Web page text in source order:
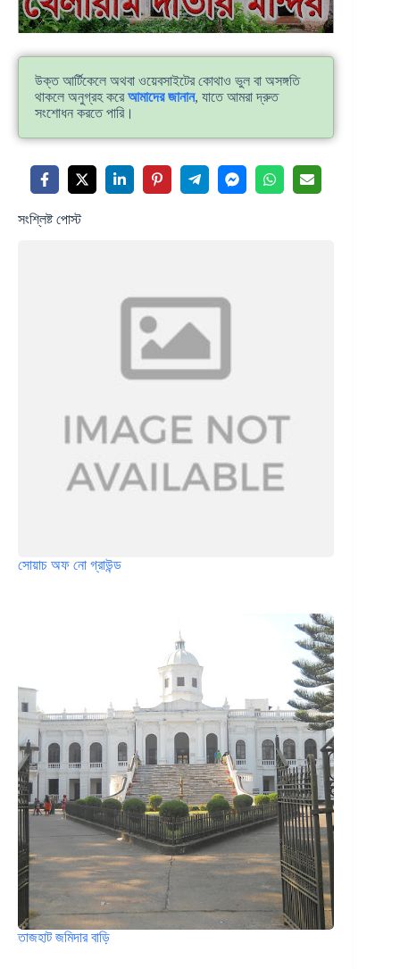
উক্ত আর্টিকেলে অথবা ওয়েবসাইটের কোথাও ভুল বা অসঙ্গতি
থাকলে অনুগ্রহ করেআমাদের জানান, যাতে আমরা দ্রুত
সংশোধন করতে পারি।
সংশ্লিষ্ট পোস্ট
সোয়াচ অফ নো গ্রাউন্ড
তাজহাট জমিদার বাড়ি